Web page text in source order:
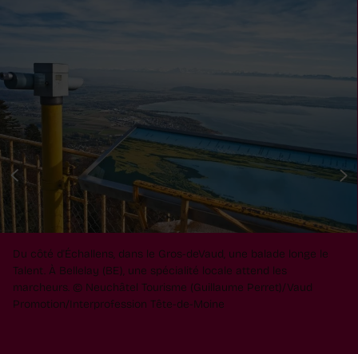
Du côté d'Échallens, dans le Gros-deVaud, une balade longe le
Talent. À Bellelay (BE), une spécialité locale attend les
marcheurs. © Neuchâtel Tourisme (Guillaume Perret)/Vaud
Promotion/Interprofession Tête-de-Moine